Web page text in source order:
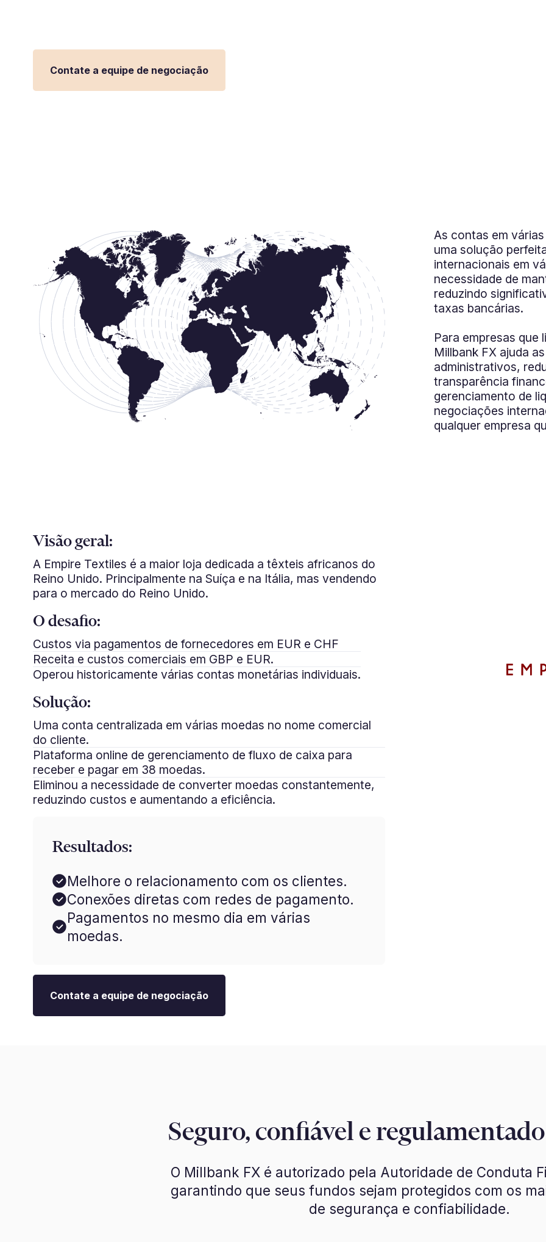
Contate a equipe de negociação
As contas em
uma solução
internacionais em
necessidade de
reduzindo
taxas bancárias.
Para empresas que
Millbank FX ajuda
administrativos,
transparência
gerenciamento de
negociações
qualquer empresa
Visão geral:
A Empire Textiles é a maior loja dedicada a têxteis africanos do
Reino Unido. Principalmente na Suíça e na Itália, mas vendendo
para o mercado do Reino Unido.
O desafio:
Custos via pagamentos de fornecedores em EUR e CHF
Receita e custos comerciais em GBP e EUR.
Operou historicamente várias contas monetárias individuais.
Solução:
Uma conta centralizada em várias moedas no nome comercial
do cliente.
Plataforma online de gerenciamento de fluxo de caixa para
receber e pagar em 38 moedas.
Eliminou a necessidade de converter moedas constantemente,
reduzindo custos e aumentando a eficiência.
Resultados:
Melhore o relacionamento com os clientes.
Conexões diretas com redes de pagamento.
Pagamentos no mesmo dia em várias
moedas.
Contate a equipe de negociação
Seguro, confiável e
O Millbank FX é autorizado pela Autoridade de Conduta
garantindo que seus fundos sejam protegidos com os
de segurança e confiabilidade.